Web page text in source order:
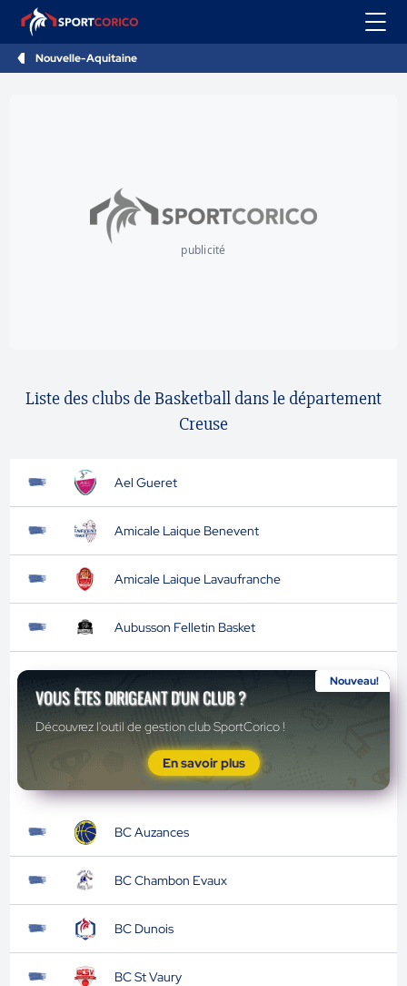
Nouvelle-Aquitaine
publicité
Liste des clubs de Basketball dans le département
Creuse
Ael Gueret
Amicale Laique Benevent
Amicale Laique Lavaufranche
Aubusson Felletin Basket
Nouveau!
VOUS ÊTES DIRIGEANT D'UN CLUB ?
Découvrez l'outil de gestion club SportCorico !
En savoir plus
BC Auzances
BC Chambon Evaux
BC Dunois
BC St Vaury